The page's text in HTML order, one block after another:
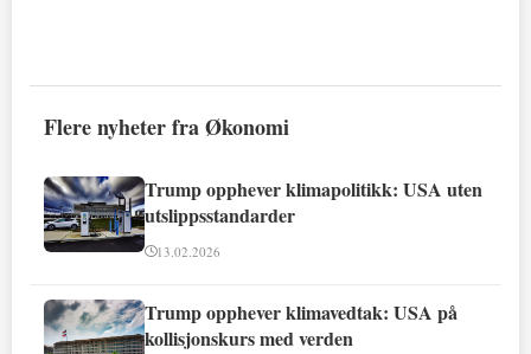
Flere nyheter fra Økonomi
Trump opphever klimapolitikk: USA uten
utslippsstandarder
13.02.2026
Trump opphever klimavedtak: USA på
kollisjonskurs med verden